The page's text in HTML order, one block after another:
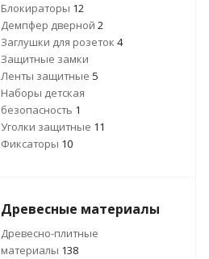
Блокираторы 12
Демпфер дверной 2
Заглушки для розеток 4
Защитные замки
Ленты защитные 5
Наборы детская
безопасность 1
Уголки защитные 11
Фиксаторы 10
Древесные материалы
Древесно-плитные
материалы 138